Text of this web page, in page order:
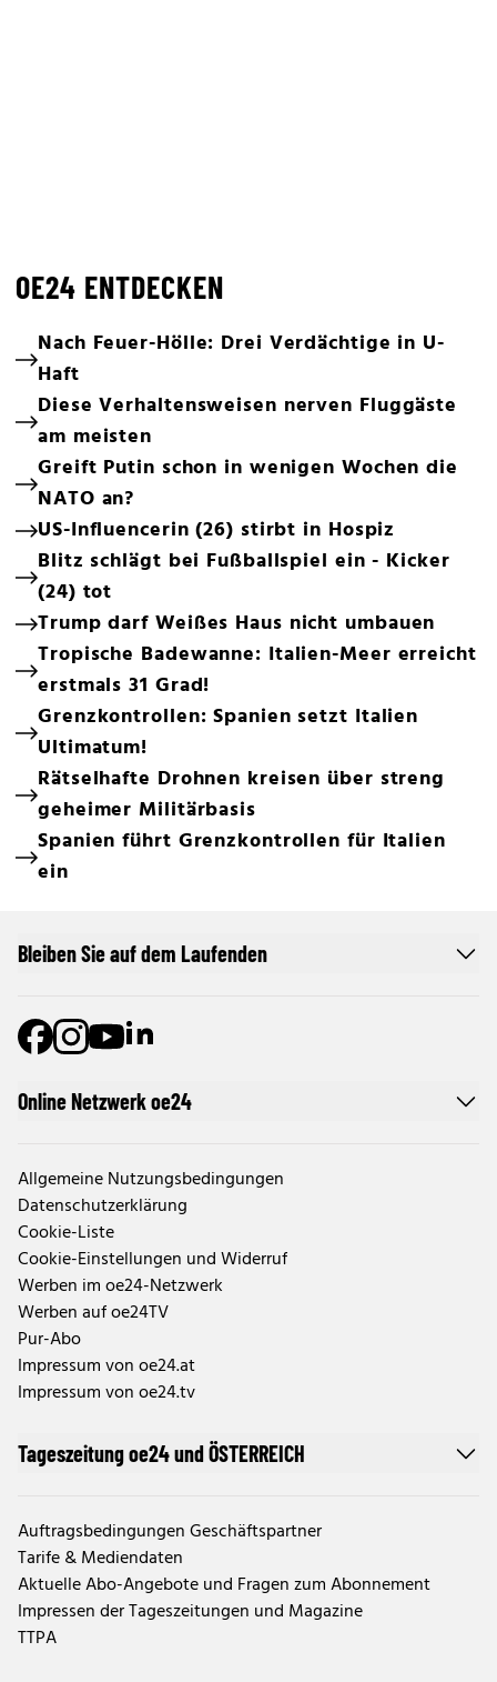
OE24 ENTDECKEN
Nach Feuer-Hölle: Drei Verdächtige in U-
Haft
Diese Verhaltensweisen nerven Fluggäste
am meisten
Greift Putin schon in wenigen Wochen die
NATO an?
US-Influencerin (26) stirbt in Hospiz
Blitz schlägt bei Fußballspiel ein - Kicker
(24) tot
Trump darf Weißes Haus nicht umbauen
Tropische Badewanne: Italien-Meer erreicht
erstmals 31 Grad!
Grenzkontrollen: Spanien setzt Italien
Ultimatum!
Rätselhafte Drohnen kreisen über streng
geheimer Militärbasis
Spanien führt Grenzkontrollen für Italien
ein
Online Netzwerk oe24
Allgemeine Nutzungsbedingungen
Datenschutzerklärung
Cookie-Liste
Cookie-Einstellungen und Widerruf
Werben im oe24-Netzwerk
Werben auf oe24TV
Pur-Abo
Impressum von oe24.at
Impressum von oe24.tv
Tageszeitung oe24 und ÖSTERREICH
Auftragsbedingungen Geschäftspartner
Tarife & Mediendaten
Aktuelle Abo-Angebote und Fragen zum Abonnement
Impressen der Tageszeitungen und Magazine
TTPA
Bleiben Sie auf dem Laufenden